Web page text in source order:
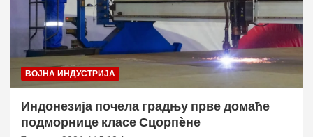
ВОЈНА ИНДУСТРИЈА
Индонезија почела градњу прве домаће
подморнице класе Сцорпèне